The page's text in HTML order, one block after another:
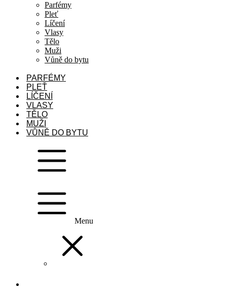
Parfémy
Pleť
Líčení
Vlasy
Tělo
Muži
Vůně do bytu
PARFÉMY
PLEŤ
LÍČENÍ
VLASY
TĚLO
MUŽI
VŮNĚ DO BYTU
Menu